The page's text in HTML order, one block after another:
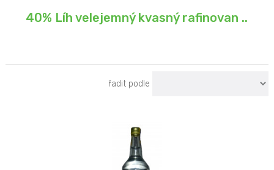
40% Líh velejemný kvasný rafinovan ..
řadit podle